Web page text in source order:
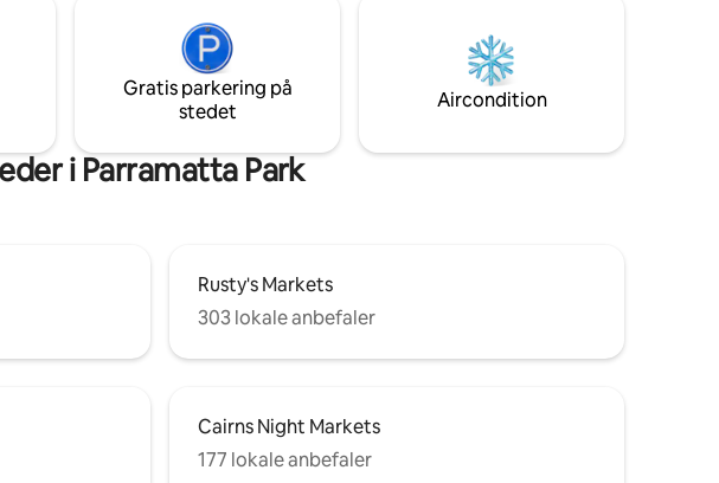
de mange ting, der er at se og
er velegnet til familier, par,
forretningsrejsende, små
velkomne.
Gratis parkering på
stedet
Aircondition
i Parramatta Park
Rusty's Markets
303 lokale anbefaler
Cairns Night Markets
177 lokale anbefaler